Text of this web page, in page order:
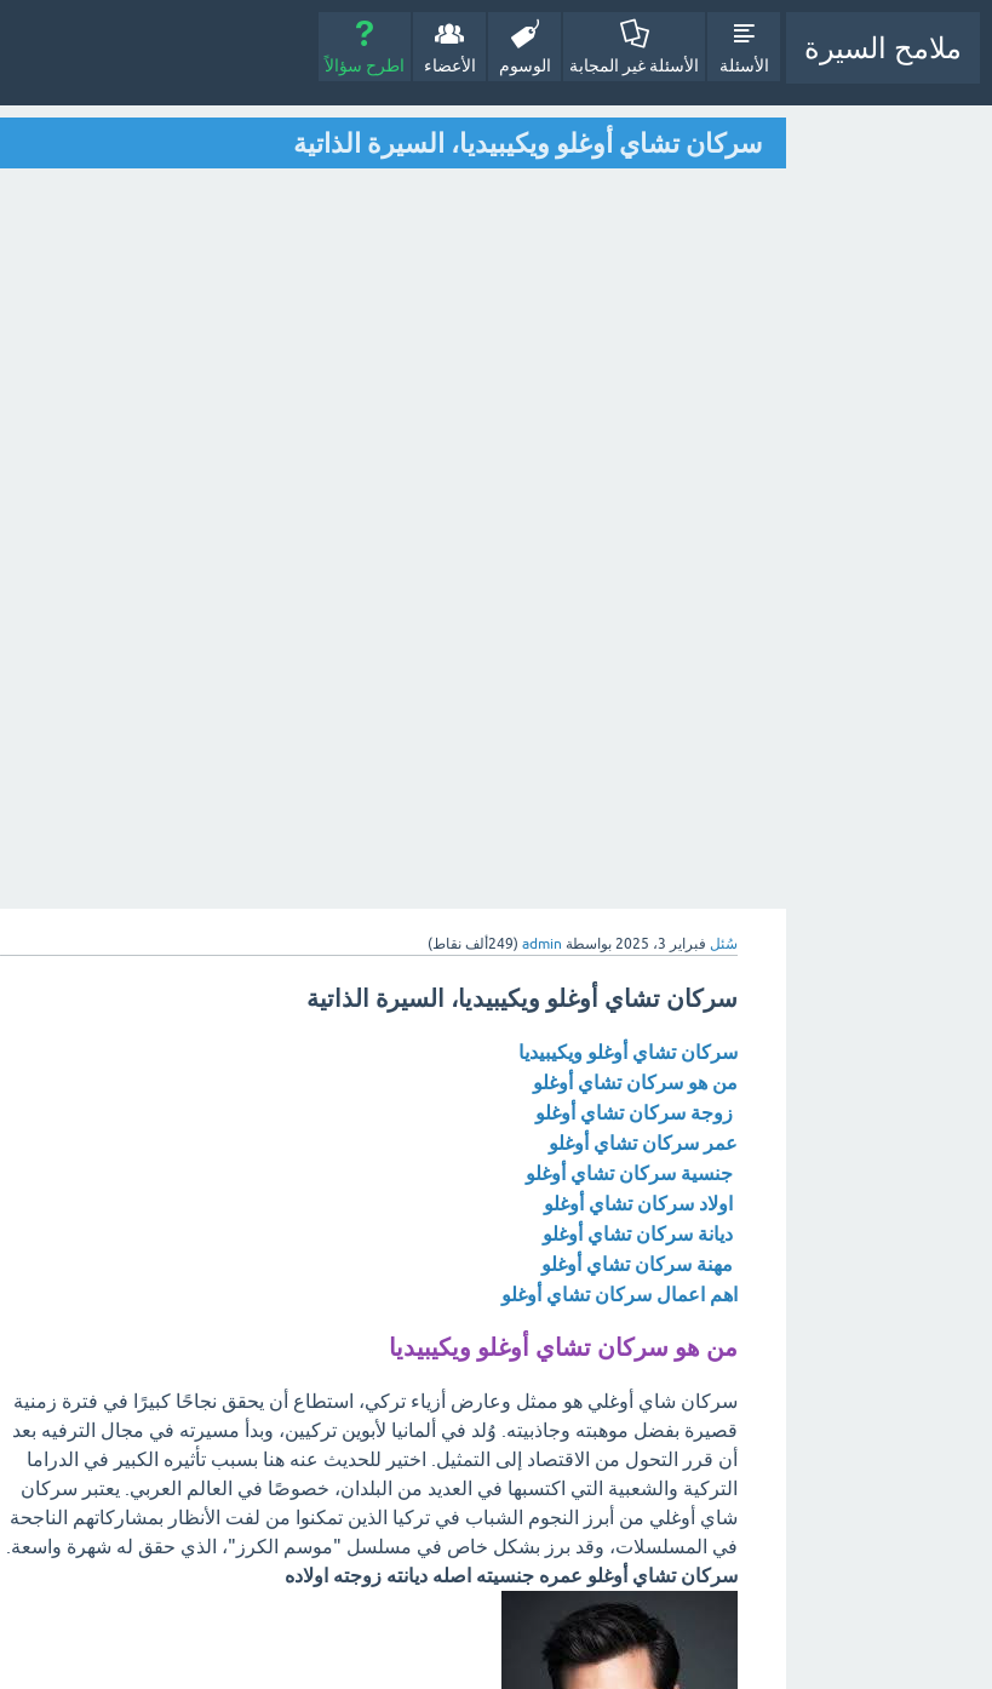
ملامح السيرة
الأسئلة الأسئلة غير المجابة الوسوم الأعضاء اطرح سؤالاً
سركان تشاي أوغلو ويكيبيديا، السيرة الذاتية
سُئل فبراير 3، 2025 بواسطة admin
(249ألف نقاط)
سركان تشاي أوغلو ويكيبيديا، السيرة الذاتية
سركان تشاي أوغلو ويكيبيديا
من هو سركان تشاي أوغلو
زوجة سركان تشاي أوغلو
عمر سركان تشاي أوغلو
جنسية سركان تشاي أوغلو
اولاد سركان تشاي أوغلو
ديانة سركان تشاي أوغلو
مهنة سركان تشاي أوغلو
اهم اعمال سركان تشاي أوغلو
من هو سركان تشاي أوغلو ويكيبيديا
سركان شاي أوغلي هو ممثل وعارض أزياء تركي، استطاع أن يحقق نجاحًا كبيرًا في فترة زمنية
قصيرة بفضل موهبته وجاذبيته. وُلد في ألمانيا لأبوين تركيين، وبدأ مسيرته في مجال الترفيه بعد
أن قرر التحول من الاقتصاد إلى التمثيل. اختير للحديث عنه هنا بسبب تأثيره الكبير في الدراما
التركية والشعبية التي اكتسبها في العديد من البلدان، خصوصًا في العالم العربي. يعتبر سركان
شاي أوغلي من أبرز النجوم الشباب في تركيا الذين تمكنوا من لفت الأنظار بمشاركاتهم الناجحة
في المسلسلات، وقد برز بشكل خاص في مسلسل "موسم الكرز"، الذي حقق له شهرة واسعة.
سركان تشاي أوغلو عمره جنسيته اصله ديانته زوجته اولاده